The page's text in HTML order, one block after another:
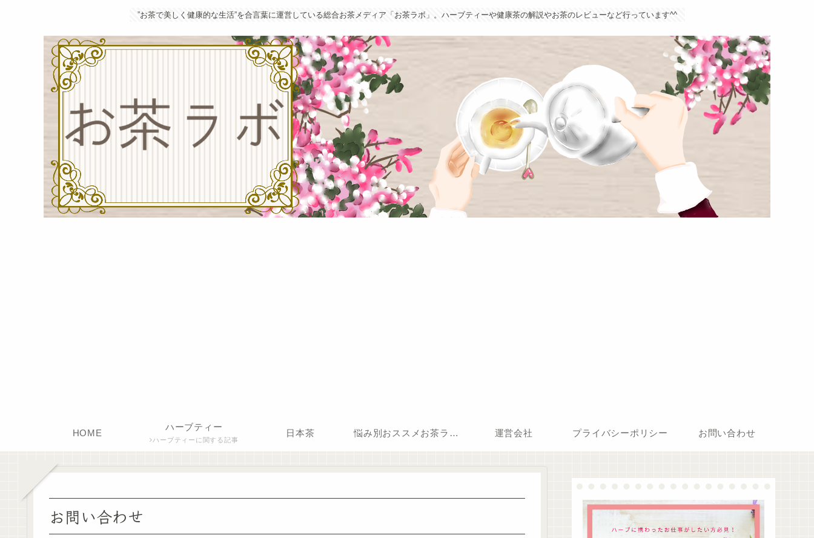
”お茶で美しく健康的な生活”を合言葉に運営している総合お茶メディア「お茶ラボ」。ハーブティーや健康茶の解説やお茶のレビューなど行っています^^
HOME
ハーブティー
ハーブティーに関する記事
日本茶 悩み別おススメお茶ランキング 運営会社 プライバシーポリシー お問い合わせ
お問い合わせ